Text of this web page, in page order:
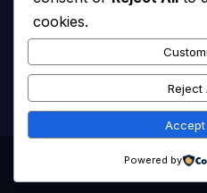
Chooserator | Your
cookies.
Reject
Accept
Powered by